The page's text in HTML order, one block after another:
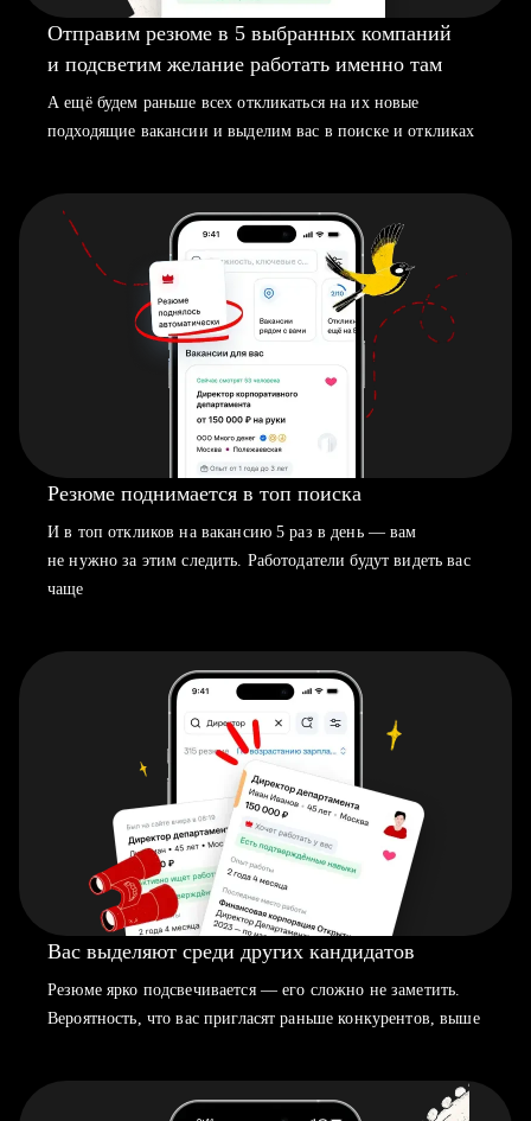
Отправим резюме в 5 выбранных компаний
и подсветим желание работать именно там
А ещё будем раньше всех откликаться на их новые
подходящие вакансии и выделим вас в поиске и откликах
Резюме поднимается в топ поиска
И в топ откликов на вакансию 5 раз в день — вам
не нужно за этим следить. Работодатели будут видеть вас
чаще
Вас выделяют среди других кандидатов
Резюме ярко подсвечивается — его сложно не заметить.
Вероятность, что вас пригласят раньше конкурентов, выше